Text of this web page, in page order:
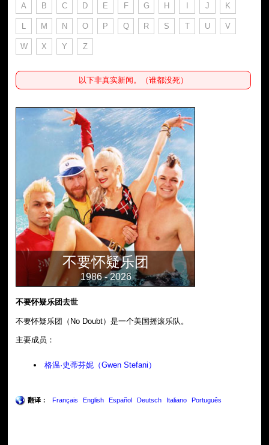
A B C D E F G H I J K
L M N O P Q R S T U V
W X Y Z
以下非真实新闻。（谁都没死）
不要怀疑乐团
1986 - 2026
不要怀疑乐团去世
不要怀疑乐团（No Doubt）是一个美国摇滚乐队。
主要成员：
格温·史蒂芬妮（Gwen Stefani）
翻译： Français English Español Deutsch Italiano Português